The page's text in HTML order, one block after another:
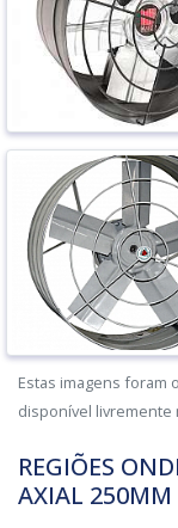
Estas imagens foram
disponível livremente
REGIÕES
AXIAL 250MM